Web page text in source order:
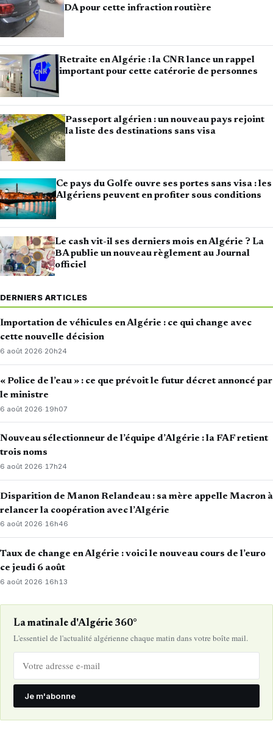
DA pour cette infraction routière
Retraite en Algérie : la CNR lance un rappel
important pour cette catérorie de personnes
Passeport algérien : un nouveau pays rejoint
la liste des destinations sans visa
Ce pays du Golfe ouvre ses portes sans visa : les
Algériens peuvent en profiter sous conditions
Le cash vit-il ses derniers mois en Algérie ? La
BA publie un nouveau règlement au Journal
officiel
DERNIERS ARTICLES
Importation de véhicules en Algérie : ce qui change avec
cette nouvelle décision
6 août 2026·20h24
« Police de l’eau » : ce que prévoit le futur décret annoncé par
le ministre
6 août 2026· 19h07
Nouveau sélectionneur de l’équipe d’Algérie : la FAF retient
trois noms
6 août 2026·17h24
Disparition de Manon Relandeau : sa mère appelle Macron à
relancer la coopération avec l’Algérie
6 août 2026·16h46
Taux de change en Algérie : voici le nouveau cours de l’euro
ce jeudi 6 août
6 août 2026·16h13
La matinale d'Algérie 360°
L'essentiel de l'actualité algérienne chaque matin dans votre boîte mail.
Je m'abonne